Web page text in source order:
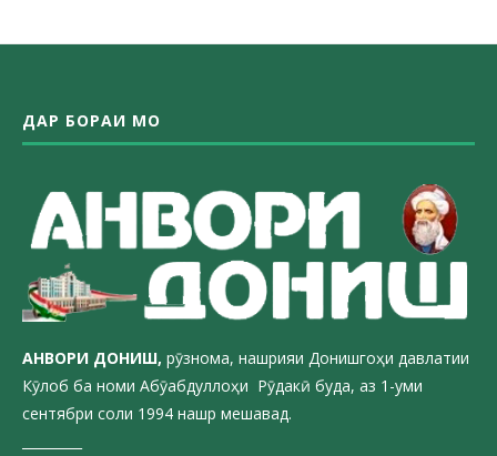
ДАР БОРАИ МО
АНВОРИ ДОНИШ, рӯзнома, нашрияи Донишгоҳи давлатии
Кӯлоб ба номи Абӯабдуллоҳи Рӯдакӣ буда, аз 1-уми
сентябри соли 1994 нашр мешавад.